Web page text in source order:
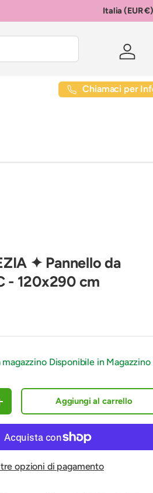
Paese/Regione
Italia (EUR €)
Chiamaci per
✦ Pannello da
- 120x290 cm
Disponibile in Magazzino
Aumenta la quantitàAggiungi al carrello
opzioni di pagamento